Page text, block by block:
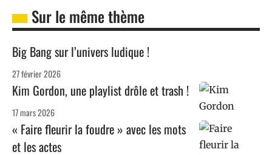
Sur le même thème
Big Bang sur l’univers ludique !
27 février 2026
Kim Gordon, une playlist drôle et trash !
17 mars 2026
« Faire fleurir la foudre » avec les mots
et les actes